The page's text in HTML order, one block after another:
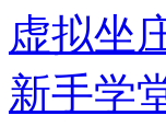
虚拟坐
新手学